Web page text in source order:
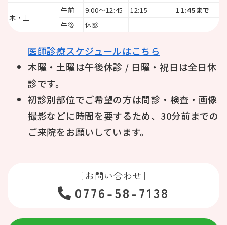
木・土
午前 9:00〜12:45 12:15
11:45まで
午後
休診 — —
医師診療スケジュールはこちら
木曜・土曜は午後休診 / 日曜・祝日は全日休
診です。
初診別部位でご希望の方は問診・検査・画像
撮影などに時間を要するため、30分前までの
ご来院をお願いしています。
［お問い合わせ］
0776-58-7138